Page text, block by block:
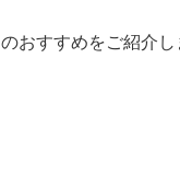
おすすめをご紹介